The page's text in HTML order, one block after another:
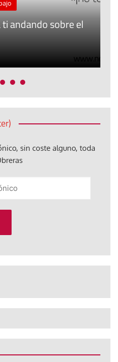
andando sobre el
sin coste alguno, toda